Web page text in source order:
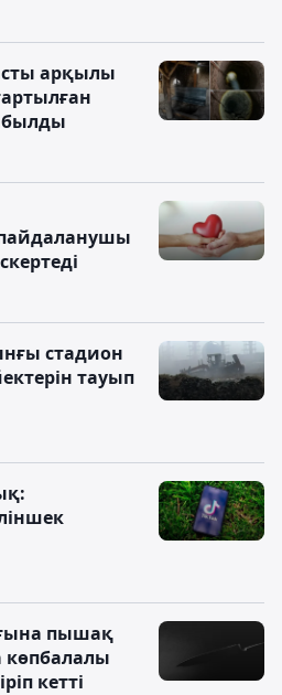
арқылы
стадион
тауып
пышақ
көпбалалы
кетті